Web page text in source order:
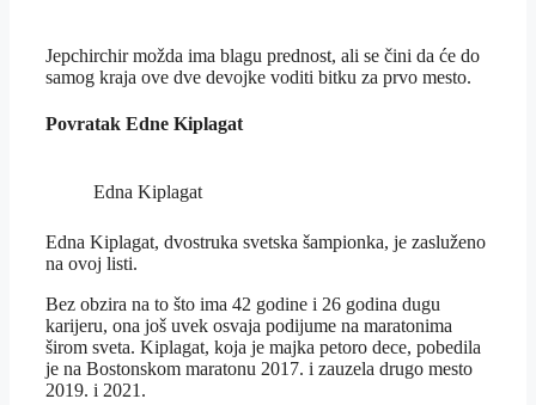
Jepchirchir možda ima blagu prednost, ali se čini da će do
samog kraja ove dve devojke voditi bitku za prvo mesto.
Povratak Edne Kiplagat
Edna Kiplagat
Edna Kiplagat, dvostruka svetska šampionka, je zasluženo
na ovoj listi.
Bez obzira na to što ima 42 godine i 26 godina dugu
karijeru, ona još uvek osvaja podijume na maratonima
širom sveta. Kiplagat, koja je majka petoro dece, pobedila
je na Bostonskom maratonu 2017. i zauzela drugo mesto
2019. i 2021.